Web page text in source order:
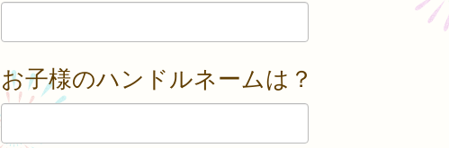
お子様のハンドルネームは？